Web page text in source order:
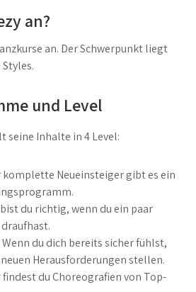
an?
an. Der Schwerpunkt liegt
und Level
seine Inhalte in 4 Level:
komplette Neueinsteiger gibt es ein
du richtig, wenn du ein paar
Wenn du dich bereits sicher fühlst,
Herausforderungen stellen.
findest du Choreografien von Top-